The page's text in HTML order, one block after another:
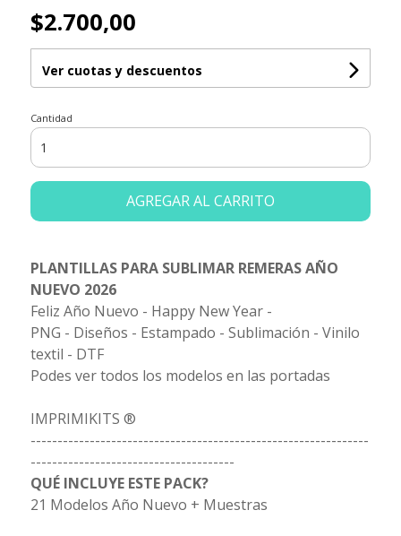
$2.700,00
Ver cuotas y descuentos
Cantidad
AGREGAR AL CARRITO
PLANTILLAS PARA SUBLIMAR REMERAS AÑO
NUEVO 2026
Feliz Año Nuevo - Happy New Year -
PNG - Diseños - Estampado - Sublimación - Vinilo
textil - DTF
Podes ver todos los modelos en las portadas
IMPRIMIKITS ®
---------------------------------------------------------------
--------------------------------------
QUÉ INCLUYE ESTE PACK?
21 Modelos Año Nuevo + Muestras